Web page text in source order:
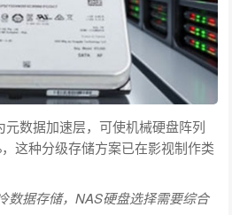
元数据加速层，可使机械硬盘阵列
这种分级存储方案已在影视制作类
数据存储，NAS硬盘选择需要综合